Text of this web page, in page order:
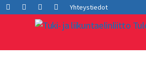
Siirry
sisältöön
FacebookLInkedInInstagramYoutube
Yhteystiedot